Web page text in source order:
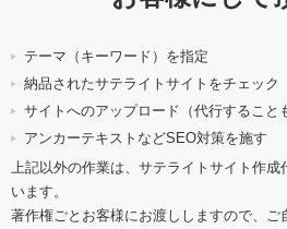
テーマ（キーワード）を指定
納品されたサテライトサイトをチェック
サイトへのアップロード（代行すること
アンカーテキストなどSEO対策を施す
上記以外の作業は、サテライトサイト作
います。
著作権ごとお客様にお渡ししますので、ご